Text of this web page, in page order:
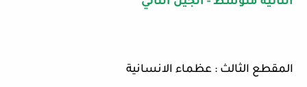
المقطع الثالث : عظماء الانسانية